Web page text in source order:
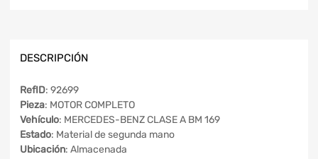
DESCRIPCIÓN
RefID: 92699
Pieza: MOTOR COMPLETO
Vehículo: MERCEDES-BENZ CLASE A BM 169
Estado: Material de segunda mano
Ubicación: Almacenada